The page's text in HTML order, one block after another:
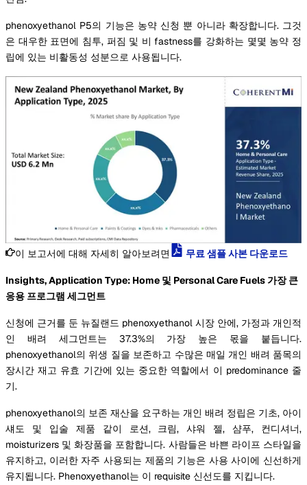
phenoxyethanol P5의 기능은 농약 신청 뿐 아니라 확장합니다. 그것
은 대우한 표면에 침투, 퍼짐 및 비 fastness를 강화하는 몇몇 농약 정
립에 있는 비활동성 성분으로 사용됩니다.
이 보고서에 대해 자세히 알아보려면 무료 샘플 사본 다운로드
Insights, Application Type: Home 및 Personal Care Fuels 가장 큰
응용 프로그램 세그먼트
신청에 근거를 둔 뉴질랜드 phenoxyethanol 시장 안에, 가정과 개인적
인 배려 세그먼트는 37.3%의 가장 높은 몫을 붙듭니다.
phenoxyethanol의 위생 질을 보존하고 수많은 매일 개인 배려 품목의
장시간 재고 유효 기간에 있는 중요한 역할에서 이 predominance 줄
기.
phenoxyethanol의 보존 재산을 요구하는 개인 배려 정립은 기초, 아이
섀도 및 입술 제품 같이 로션, 크림, 샤워 젤, 샴푸, 컨디셔너,
moisturizers 및 화장품을 포함합니다. 사람들은 바쁜 라이프 스타일을
유지하고, 이러한 자주 사용되는 제품의 기능은 사용 사이에 신선하게
유지됩니다. Phenoxyethanol는 이 requisite 신선도를 지킵니다.